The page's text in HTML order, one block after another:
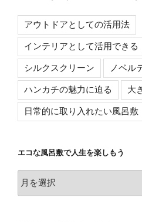
アウトドアとしての活用法
インテリアとして活用できる
シルクスクリーン ノベル
ハンカチの魅力に迫る 大
日常的に取り入れたい風呂敷
エコな風呂敷で人生を楽しもう
コ